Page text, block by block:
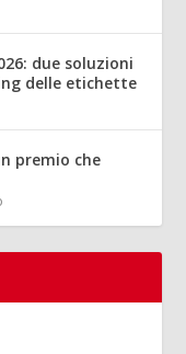
due soluzioni
delle etichette
premio che